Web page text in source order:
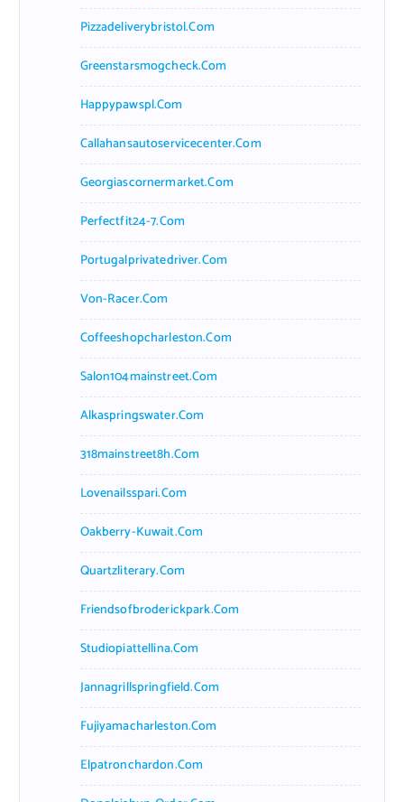
Pizzadeliverybristol.com
Greenstarsmogcheck.com
Happypawspl.com
Callahansautoservicecenter.com
Georgiascornermarket.com
Perfectfit24-7.com
Portugalprivatedriver.com
Von-Racer.com
Coffeeshopcharleston.com
Salon104mainstreet.com
Alkaspringswater.com
318mainstreet8h.com
Lovenailsspari.com
Oakberry-Kuwait.com
Quartzliterary.com
Friendsofbroderickpark.com
Studiopiattellina.com
Jannagrillspringfield.com
Fujiyamacharleston.com
Elpatronchardon.com